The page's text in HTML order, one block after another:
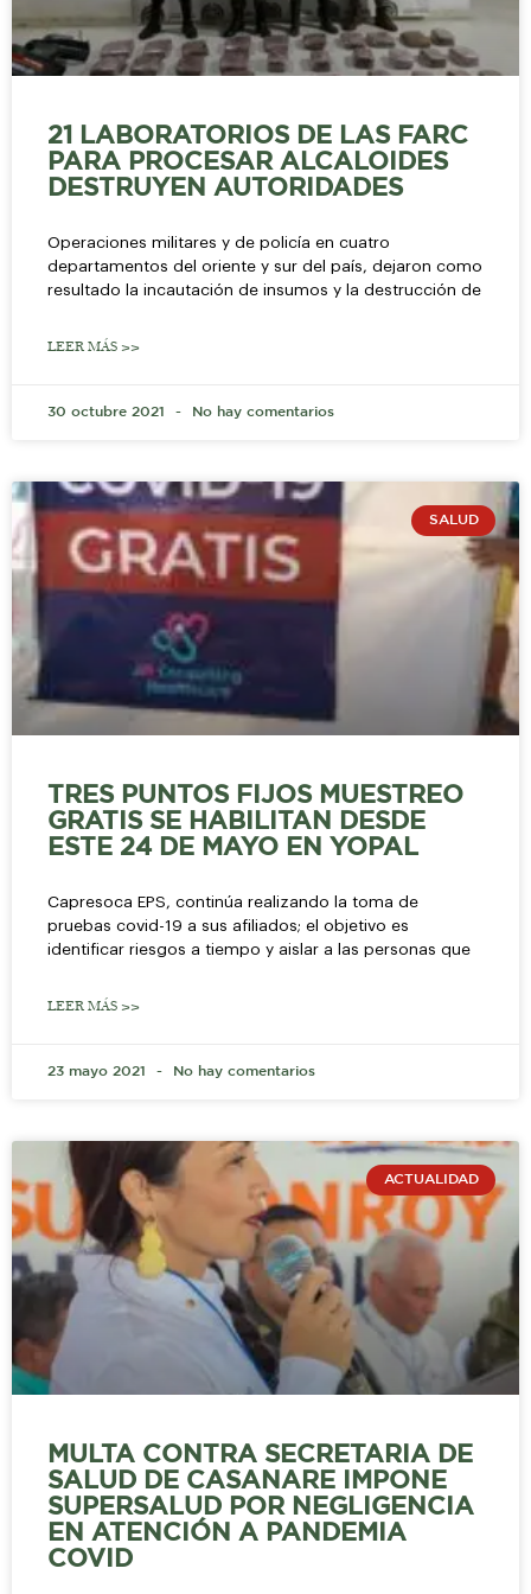
21 LABORATORIOS DE LAS FARC
PARA PROCESAR ALCALOIDES
DESTRUYEN AUTORIDADES
Operaciones militares y de policía en cuatro
departamentos del oriente y sur del país, dejaron como
resultado la incautación de insumos y la destrucción de
LEER MÁS >>
30 octubre 2021 No hay comentarios
SALUD
TRES PUNTOS FIJOS MUESTREO
GRATIS SE HABILITAN DESDE
ESTE 24 DE MAYO EN YOPAL
Capresoca EPS, continúa realizando la toma de
pruebas covid-19 a sus afiliados; el objetivo es
identificar riesgos a tiempo y aislar a las personas que
LEER MÁS >>
23 mayo 2021 No hay comentarios
ACTUALIDAD
MULTA CONTRA SECRETARIA DE
SALUD DE CASANARE IMPONE
SUPERSALUD POR NEGLIGENCIA
EN ATENCIÓN A PANDEMIA
COVID